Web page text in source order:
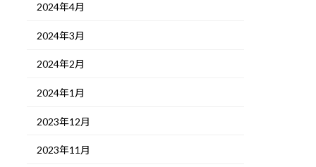
2024年4月
2024年3月
2024年2月
2024年1月
2023年12月
2023年11月